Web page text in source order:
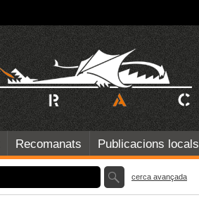
Recomanats Publicacions locals
cerca avançada